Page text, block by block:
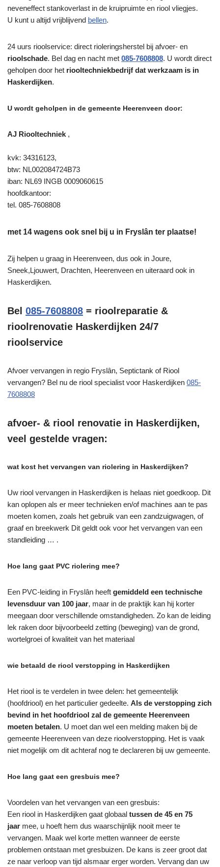
neveneffect stankoverlast in de kruipruimte en riool vliegjes.
U kunt u altijd vrijblijvend bellen.
24 uurs rioolservice: direct rioleringsherstel bij afvoer- en
rioolschade. Bel dag en nacht met 085-7608808. U wordt direct
geholpen door het riooltechniekbedrijf dat werkzaam is in
Haskerdijken.
U wordt geholpen in de gemeente Heerenveen door:
AJ Riooltechniek ,
kvk: 34316123,
btw: NL002084724B73
iban: NL69 INGB 0009060615
hoofdkantoor:
tel. 085-7608808
met 14 wagens ook snel bij u in Fryslân ter plaatse!
Zij helpen u graag in Heerenveen, dus ook in Joure,
Sneek,Ljouwert, Drachten, Heerenveen en uiteraard ook in
Haskerdijken.
Bel 085-7608808 = rioolreparatie &
rioolrenovatie Haskerdijken 24/7
rioolservice
Afvoer vervangen in regio Fryslân, Septictank of Riool
vervangen? Bel nu de riool specialist voor Haskerdijken 085-
7608808
afvoer- & riool renovatie in Haskerdijken,
veel gestelde vragen:
wat kost het vervangen van riolering in Haskerdijken?
Uw riool vervangen in Haskerdijken is helaas niet goedkoop. Dit
kan oplopen als er meer technieken en/of machines aan te pas
moeten komen, zoals het gebruik van een zandzuigwagen, of
graaf en breekwerk Dit geldt ook voor het vervangen van een
standleiding … .
Hoe lang gaat PVC riolering mee?
Een PVC-leiding in Fryslân heeft gemiddeld een technische
levensduur van 100 jaar, maar in de praktijk kan hij korter
meegaan door verschillende omstandigheden. Zo kan de leiding
lek raken door bijvoorbeeld zetting (beweging) van de grond,
wortelgroei of kwaliteit van het materiaal
wie betaald de riool verstopping in Haskerdijken
Het riool is te verdelen in twee delen: het gemeentelijk
(hoofdriool) en het particulier gedeelte. Als de verstopping zich
bevind in het hoofdriool zal de gemeente Heerenveen
moeten betalen. U moet dan wel een melding maken bij de
gemeente Heerenveen van deze rioolverstopping. Het is vaak
niet mogelijk om dit achteraf nog te declareren bij uw gemeente.
Hoe lang gaat een gresbuis mee?
Voordelen van het vervangen van een gresbuis:
Een riool in Haskerdijken gaat globaal tussen de 45 en 75
jaar mee, u hoeft hem dus waarschijnlijk nooit meer te
vervangen. Maak wel korte metten wanneer de eerste
problemen ontstaan met gresbuizen. De kans is zeer groot dat
ze naar verloop van tijd alsmaar erger worden. Vervang dan uw